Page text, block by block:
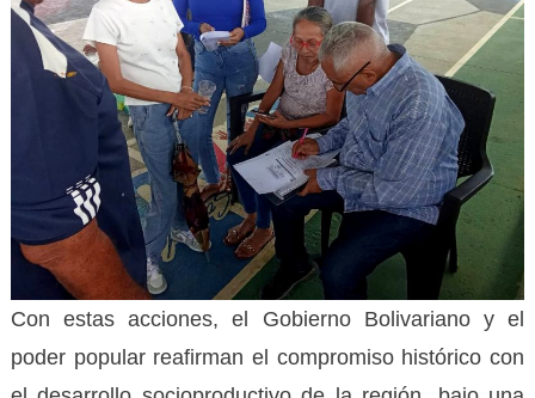
Con estas acciones, el Gobierno Bolivariano y el
poder popular reafirman el compromiso histórico con